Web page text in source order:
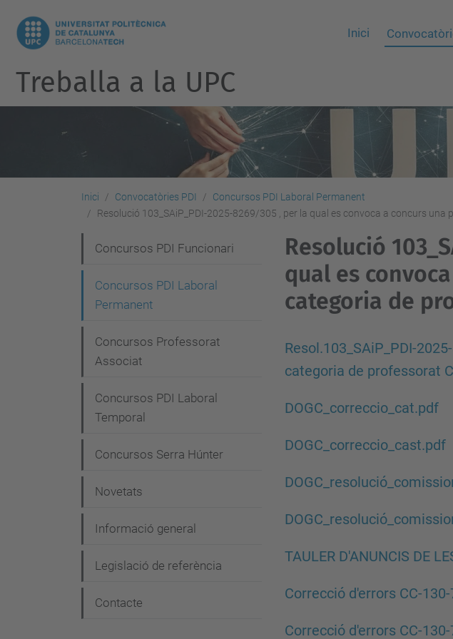
Inici
Treballa a la UPC
Inici Convocatòries PDI
Concursos PDI Laboral Permanent
Resolució 103_SAiP_PDI-2025-8269/305 , per la qual es convoca a concurs
Resolució
qual es
categoria de
Resol.103_SAiP_PDI-
categoria de professorat
DOGC_correccio_cat.pdf
DOGC_correccio_cast.pdf
TAULER D'ANUNCIS DE
Correcció d'errors CC-
Correcció d'errors CC-
a
e
a
ó
Concursos PDI Funcionari
Concursos PDI Laboral
Permanent
Concursos Professorat
Associat
Concursos PDI Laboral
Temporal
Concursos Serra Húnter
Novetats
Informació general
Legislació de referència
Contacte